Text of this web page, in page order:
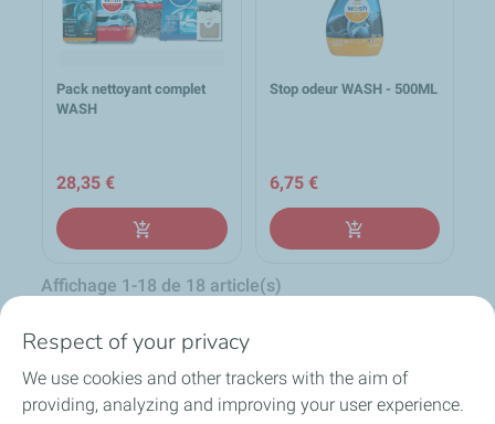
Pack nettoyant complet
WASH
28,35 €
add_shopping_cart
Stop odeur WASH - 500ML
6,75 €
add_shopping_cart
Affichage 1-18 de 18 article(s)
Respect of your privacy
We use cookies and other trackers with the aim of
providing, analyzing and improving your user experience.